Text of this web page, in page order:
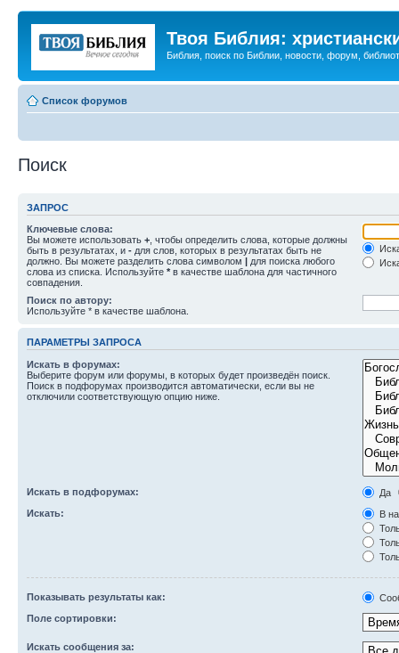
Твоя Библия:
Библия, поиск по Библии, новости, форум,
Список форумов
Поиск
ЗАПРОС
Ключевые слова:
Вы можете использовать + , чтобы определить слова, которые должны
быть в результатах, и - для слов, которых в результатах быть не
должно. Вы можете разделить слова символом | для поиска любого
слова из списка. Используйте * в качестве шаблона для частичного
совпадения.
Поиск по автору:
Используйте * в качестве шаблона.
ПАРАМЕТРЫ ЗАПРОСА
Искать в форумах:
Выберите форум или форумы, в которых будет произведён поиск.
Поиск в подфорумах производится автоматически, если вы не
отключили соответствующую опцию ниже.
Искать в подфорумах:
Да
Искать:
В
Показывать результаты как:
Поле сортировки:
Искать сообщения за: